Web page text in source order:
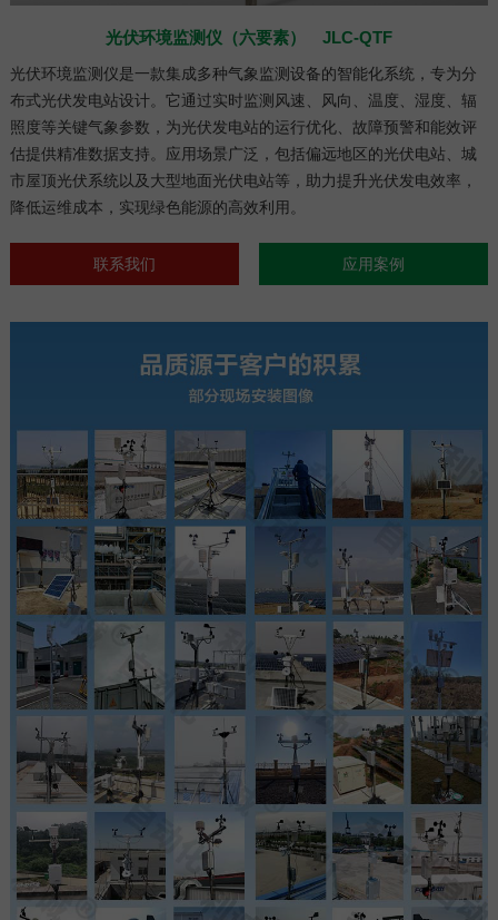
光伏环境监测仪（六要素） JLC-QTF
光伏环境监测仪是一款集成多种气象监测设备的智能化系统，专为分
布式光伏发电站设计。它通过实时监测风速、风向、温度、湿度、辐
照度等关键气象参数，为光伏发电站的运行优化、故障预警和能效评
估提供精准数据支持。应用场景广泛，包括偏远地区的光伏电站、城
市屋顶光伏系统以及大型地面光伏电站等，助力提升光伏发电效率，
降低运维成本，实现绿色能源的高效利用。
联系我们 应用案例